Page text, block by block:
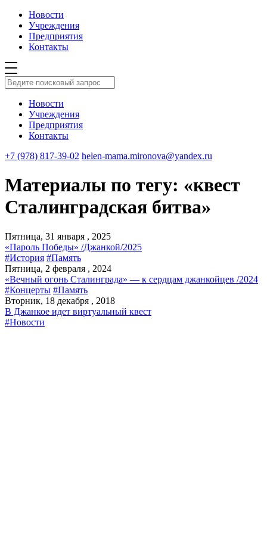
Новости
Учреждения
Предприятия
Контакты
Новости
Учреждения
Предприятия
Контакты
+7 (978) 817-39-02 helen-mama.mironova@yandex.ru
Материалы по тегу: «квест
Сталинградская битва»
Пятница, 31 января , 2025
«Пароль Победы» /Джанкой/2025
#История #Память
Пятница, 2 февраля , 2024
«Вечный огонь Сталинграда» — к сердцам джанкойцев /2024
#Концерты #Память
Вторник, 18 декабря , 2018
В Джанкое идет виртуальный квест
#Новости